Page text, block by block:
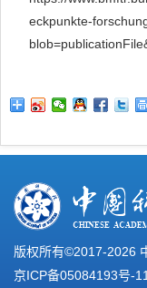
eckpunkte-
版权所有©2017-2026
京ICP备05084193号-11